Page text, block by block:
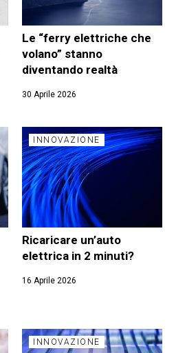
Le “ferry elettriche che
volano” stanno
diventando realtà
30 Aprile 2026
INNOVAZIONE
Ricaricare un’auto
elettrica in 2 minuti?
16 Aprile 2026
INNOVAZIONE